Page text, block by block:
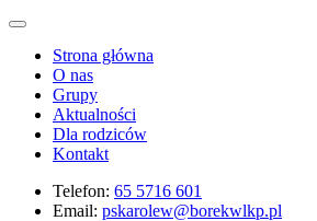
Strona główna
O nas
Grupy
Aktualności
Dla rodziców
Kontakt
Telefon: 65 5716 601
Email: pskarolew@borekwlkp.pl